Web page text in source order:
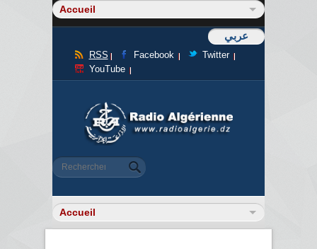
عربي
RSS Facebook
Twitter
YouTube
Formulaire de recherche
Rechercher